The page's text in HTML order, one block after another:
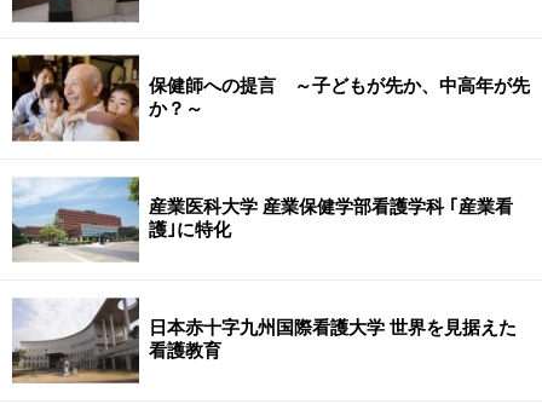
保健師への提言 ～子どもが先か、中高年が先
か？～
産業医科大学 産業保健学部看護学科 ｢産業看
護｣に特化
日本赤十字九州国際看護大学 世界を見据えた
看護教育